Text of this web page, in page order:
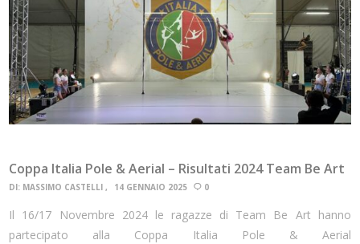
Coppa Italia Pole & Aerial – Risultati 2024 Team Be Art
DI: MASSIMO CASTELLI 14 GENNAIO 2025 0
Il 16/17 Novembre 2024 le ragazze di Team Be Art hanno
partecipato alla Coppa Italia Pole & Aerial